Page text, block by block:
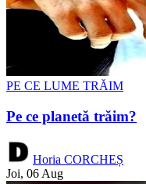
PE CE LUME TRĂIM
Pe ce planetă trăim?
Horia CORCHEȘ
Joi, 06 Aug